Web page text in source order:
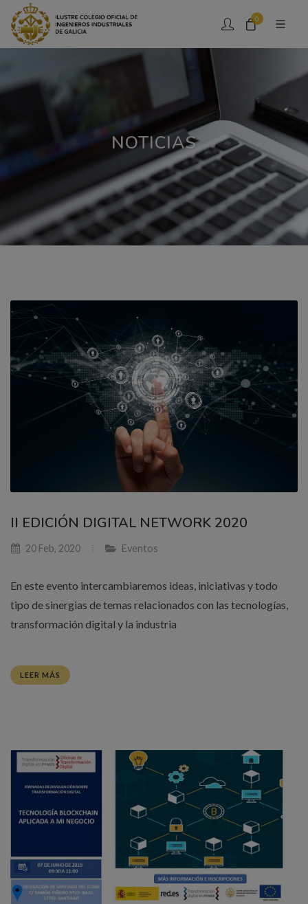
0
NOTICIAS
II EDICIÓN DIGITAL NETWORK 2020
20 Feb, 2020 Eventos
En este evento intercambiaremos ideas, iniciativas y todo
tipo de sinergias de temas relacionados con las tecnologías,
transformación digital y la industria
LEER MÁS